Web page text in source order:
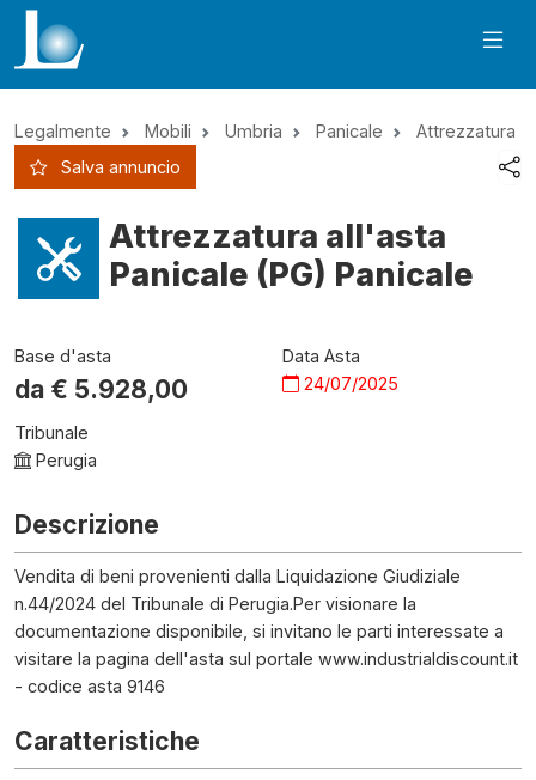
Legalmente Mobili Umbria Panicale
Attrezzatura
Salva annuncio
Attrezzatura all'asta
Panicale (PG) Panicale
Base d'asta
da € 5.928,00
Data Asta
24/07/2025
Tribunale
Perugia
Descrizione
Vendita di beni provenienti dalla Liquidazione Giudiziale
n.44/2024 del Tribunale di Perugia.Per visionare la
documentazione disponibile, si invitano le parti interessate a
visitare la pagina dell'asta sul portale www.industrialdiscount.it
- codice asta 9146
Caratteristiche